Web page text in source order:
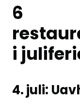
6
i
4. juli: